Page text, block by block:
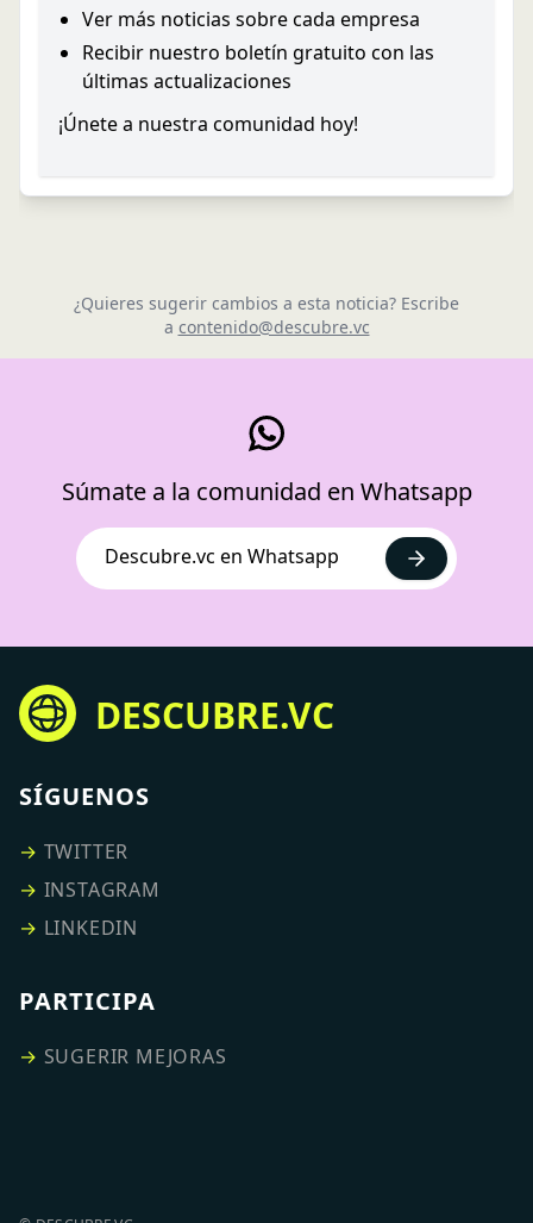
Ver más noticias sobre cada empresa
Recibir nuestro boletín gratuito con las
últimas actualizaciones
¡Únete a nuestra comunidad hoy!
¿Quieres sugerir cambios a esta noticia? Escribe
a contenido@descubre.vc
Súmate a la comunidad en Whatsapp
Descubre.vc en Whatsapp
DESCUBRE.VC
SÍGUENOS
→ TWITTER
→ INSTAGRAM
→ LINKEDIN
PARTICIPA
→ SUGERIR MEJORAS